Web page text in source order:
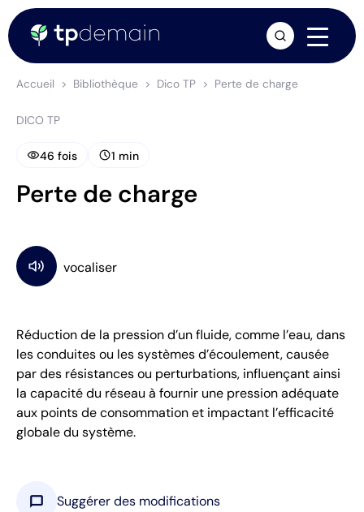
Accueil Bibliothèque Dico TP Perte de charge
DICO TP
visibility46 fois schedule1 min
Perte de charge
Réduction de la pression d’un fluide, comme l’eau, dans
les conduites ou les systèmes d’écoulement, causée
par des résistances ou perturbations, influençant ainsi
la capacité du réseau à fournir une pression adéquate
aux points de consommation et impactant l’efficacité
globale du système.
chat_bubble Suggérer des modifications
arrow_forward